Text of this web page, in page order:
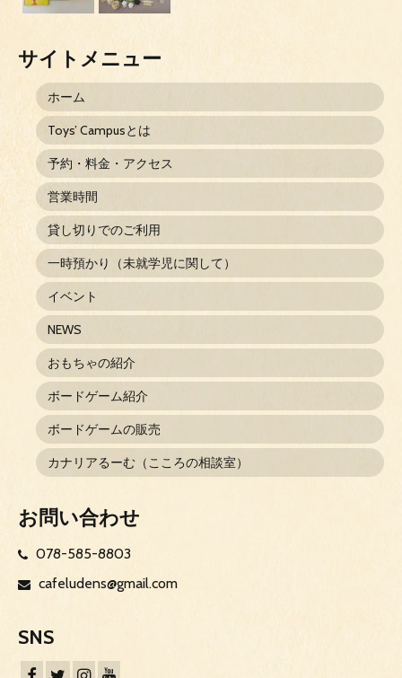
サイトメニュー
ホーム
Toys’ Campusとは
予約・料金・アクセス
営業時間
貸し切りでのご利用
一時預かり（未就学児に関して）
イベント
NEWS
おもちゃの紹介
ボードゲーム紹介
ボードゲームの販売
カナリアるーむ（こころの相談室）
お問い合わせ
078-585-8803
cafeludens@gmail.com
SNS